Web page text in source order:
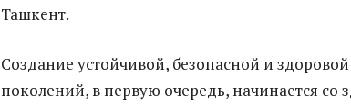
Ташкент.
Создание устойчивой, безопасной и
поколений, в первую очередь, начинается со